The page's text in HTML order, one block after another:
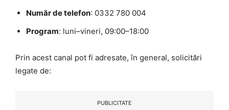
Număr de telefon: 0332 780 004
Program: luni–vineri, 09:00–18:00
Prin acest canal pot fi adresate, în general, solicitări
legate de:
PUBLICITATE